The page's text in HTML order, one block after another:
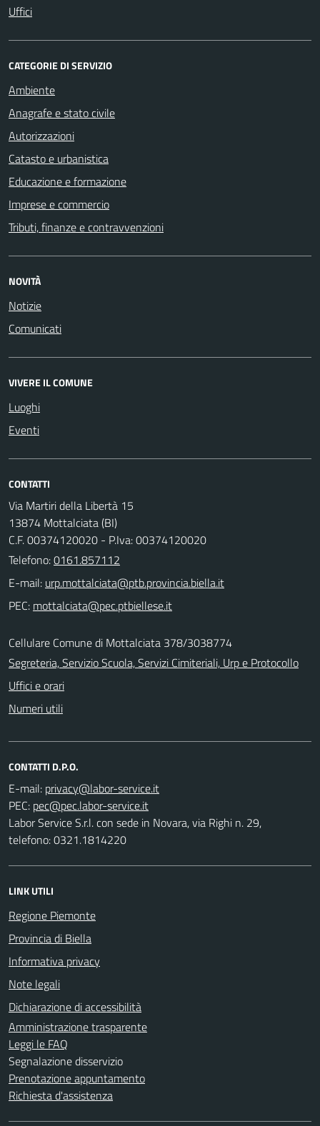
Uffici
CATEGORIE DI SERVIZIO
Ambiente
Anagrafe e stato civile
Autorizzazioni
Catasto e urbanistica
Educazione e formazione
Imprese e commercio
Tributi, finanze e contravvenzioni
NOVITÀ
Notizie
Comunicati
VIVERE IL COMUNE
Luoghi
Eventi
CONTATTI
Via Martiri della Libertà 15
13874 Mottalciata (BI)
C.F. 00374120020 - P.Iva: 00374120020
Telefono:0161.857112
E-mail:
PEC:
Cellulare Comune di Mottalciata 378/3038774
Segreteria, Servizio Scuola, Servizi Cimiteriali, Urp e Protocollo
Uffici e orari
Numeri utili
CONTATTI D.P.O.
E-mail:
PEC:
Labor Service S.r.l. con sede in Novara, via Righi n. 29,
telefono: 0321.1814220
LINK UTILI
Regione Piemonte
Provincia di Biella
Informativa privacy
Note legali
Dichiarazione di accessibilità
Amministrazione trasparente
Leggi le FAQ
Segnalazione disservizio
Prenotazione appuntamento
Richiesta d'assistenza